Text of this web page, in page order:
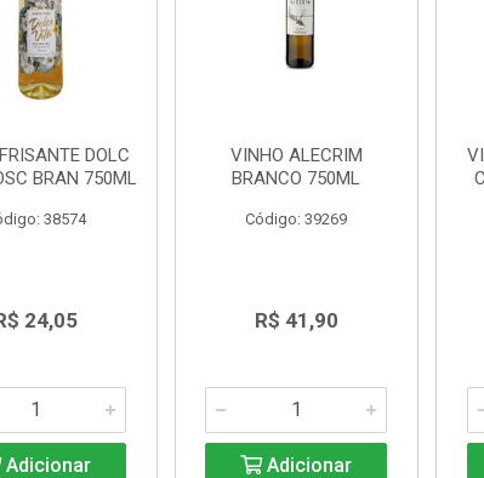
DOLC
BRAN 750ML
38574
24,05
Adicionar
VINHO ALECRIM
BRANCO 750ML
Código: 39269
R$ 41,90
Adicionar